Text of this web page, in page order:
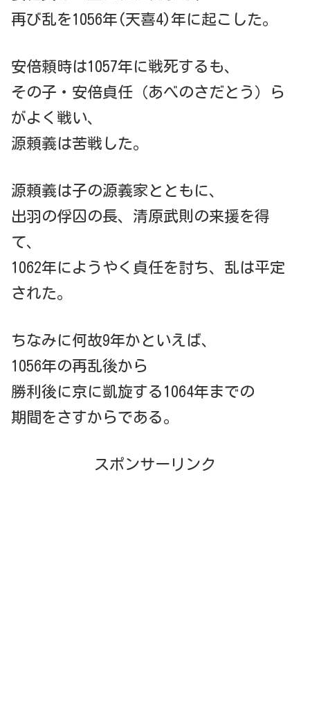
再び乱を1056年(天喜4)年に起こした。
安倍頼時は1057年に戦死するも、
その子・安倍貞任（あべのさだとう）ら
がよく戦い、
源頼義は苦戦した。
源頼義は子の源義家とともに、
出羽の俘囚の長、清原武則の来援を得
て、
1062年にようやく貞任を討ち、乱は平定
された。
ちなみに何故9年かといえば、
1056年の再乱後から
勝利後に京に凱旋する1064年までの
期間をさすからである。
スポンサーリンク